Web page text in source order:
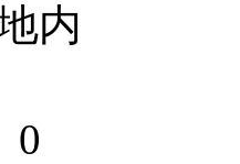
内
0